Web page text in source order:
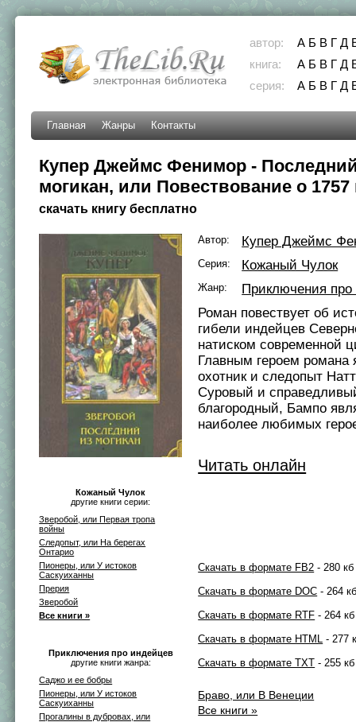
автор: А Б В Г Д
книга:
А Б В Г Д
серия:
А Б В Г Д
Главная Жанры Контакты
Купер Джеймс Фенимор -
могикан, или Повествование о 1757
скачать книгу бесплатно
Кожаный Чулок
другие книги серии:
Зверобой, или Первая тропа
войны
Следопыт, или На берегах
Онтарио
Пионеры, или У истоков
Саскуиханны
Прерия
Зверобой
Все книги »
Приключения про индейцев
другие книги жанра:
Саджо и ее бобры
Пионеры, или У истоков
Саскуиханны
Прогалины в дубровах, или
Автор: Купер Джеймс
Серия: Кожаный Чулок
Жанр:
Приключения
Роман повествует об
гибели индейцев
натиском современной
Главным героем романа
охотник и следопыт
Суровый и
благородный, Бампо
наиболее любимых
Читать онлайн
Скачать в формате FB2 - 280 кб
Скачать в формате DOC - 264
Скачать в формате RTF - 264 кб
Скачать в формате HTML - 277
Скачать в формате TXT - 255 кб
Браво, или В Венеции
Все книги »